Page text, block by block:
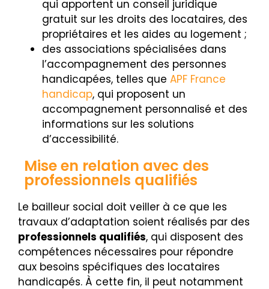
qui apportent un conseil juridique
gratuit sur les droits des locataires, des
propriétaires et les aides au logement ;
des associations spécialisées dans
l’accompagnement des personnes
handicapées, telles que APF France
handicap, qui proposent un
accompagnement personnalisé et des
informations sur les solutions
d’accessibilité.
Mise en relation avec des
professionnels qualifiés
Le bailleur social doit veiller à ce que les
travaux d’adaptation soient réalisés par des
professionnels qualifiés, qui disposent des
compétences nécessaires pour répondre
aux besoins spécifiques des locataires
handicapés. À cette fin, il peut notamment